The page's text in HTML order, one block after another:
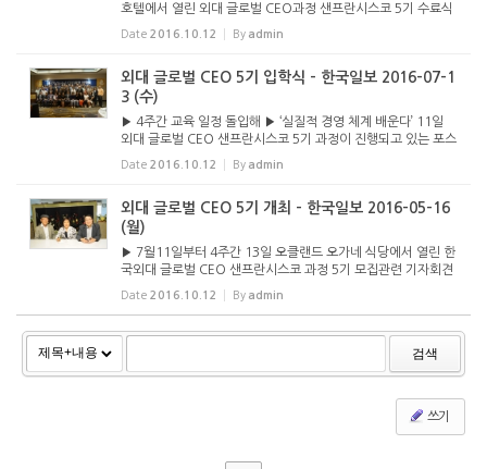
호텔에서 열린 외대 글로벌 CEO과정 샌프란시스코 5기 수료식
에서 졸업생들이 기념촬영하고 있다. 앞줄 왼쪽 다섯 번째부터
오미자 총원우회장, 채명수 외대 경영대학원장, 강승구 운...
Date 2016.10.12 By admin
외대 글로벌 CEO 5기 입학식 - 한국일보 2016-07-1
3 (수)
▶ 4주간 교육 일정 돌입해 ▶ ‘실질적 경영 체계 배운다’ 11일
외대 글로벌 CEO 샌프란시스코 5기 과정이 진행되고 있는 포스
터시티 플라자 호텔에서 입학식이 열리고 있다. [사진 외대 글로
벌 CEO SF 운영위원회] 북가주 한인 경영 리더를 배출하...
Date 2016.10.12 By admin
외대 글로벌 CEO 5기 개최 - 한국일보 2016-05-16
(월)
▶ 7월11일부터 4주간 13일 오클랜드 오가네 식당에서 열린 한
국외대 글로벌 CEO 샌프란시스코 과정 5기 모집관련 기자회견
에 참석한 곽태길 외대 총동문회장, 오미자 외대 총원우회장, 강
승구 외대 글로벌 CEO SF 운영위원장(왼쪽부터) 북가주 한인
Date 2016.10.12 By admin
검색
쓰기